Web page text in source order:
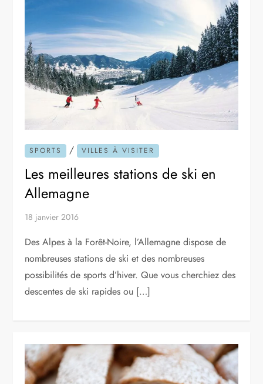
SPORTS / VILLES À VISITER
Les meilleures stations de ski en
Allemagne
18 janvier 2016
Des Alpes à la Forêt-Noire, l’Allemagne dispose de
nombreuses stations de ski et des nombreuses
possibilités de sports d’hiver. Que vous cherchiez des
descentes de ski rapides ou […]